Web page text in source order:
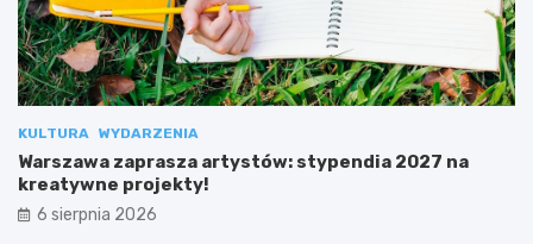
KULTURA WYDARZENIA
Warszawa zaprasza artystów: stypendia 2027 na
kreatywne projekty!
6 sierpnia 2026